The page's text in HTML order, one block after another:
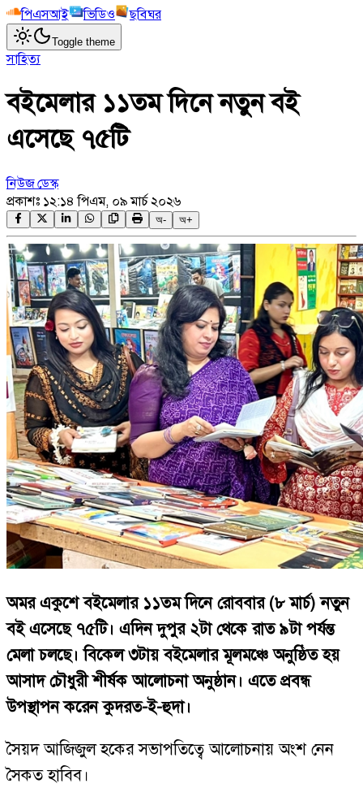
পিএসআই
ভিডিও ছবিঘর
Toggle theme
সাহিত্য
বইমেলার ১১তম দিনে নতুন বই
এসেছে ৭৫টি
নিউজ ডেস্ক
প্রকাশঃ ১২:১৪ পিএম, ০৯ মার্চ ২০২৬
অ- অ+
অমর একুশে বইমেলার ১১তম দিনে রোববার (৮ মার্চ) নতুন
বই এসেছে ৭৫টি। এদিন দুপুর ২টা থেকে রাত ৯টা পর্যন্ত
মেলা চলছে। বিকেল ৩টায় বইমেলার মূলমঞ্চে অনুষ্ঠিত হয়
আসাদ চৌধুরী শীর্ষক আলোচনা অনুষ্ঠান। এতে প্রবন্ধ
উপস্থাপন করেন কুদরত-ই-হুদা।
সৈয়দ আজিজুল হকের সভাপতিত্বে আলোচনায় অংশ নেন
সৈকত হাবিব।